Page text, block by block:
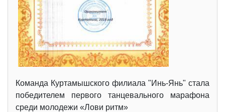
Команда Куртамышского филиала "Инь-Янь" стала
победителем первого танцевального марафона
среди молодежи «Лови ритм»